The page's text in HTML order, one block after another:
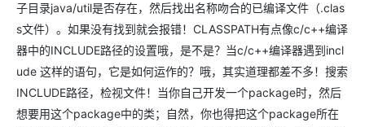
子目录java/util是否存在，然后找出名称吻合的已编译文件（.clas
s文件）。如果没有找到就会报错！CLASSPATH有点像c/c++编译
器中的INCLUDE路径的设置哦，是不是？当c/c++编译器遇到incl
ude 这样的语句，它是如何运作的？哦，其实道理都差不多！搜索
INCLUDE路径，检视文件！当你自己开发一个package时，然后
想要用这个package中的类；自然，你也得把这个package所在